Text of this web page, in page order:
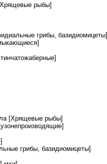
рыбы]
грибы, базидиомицеты]
[Хрящевые рыбы]
грибы, базидиомицеты]